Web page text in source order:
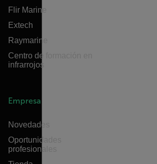
Flir Marine
Extech
Raymarine
Centro de formación en
infrarrojos
Empresa
Novedades
Oportunidades
profesionales